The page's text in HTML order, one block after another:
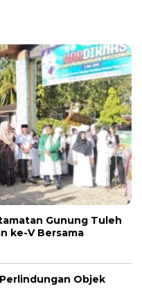
Gunung Tuleh
ke-V Bersama
Objek